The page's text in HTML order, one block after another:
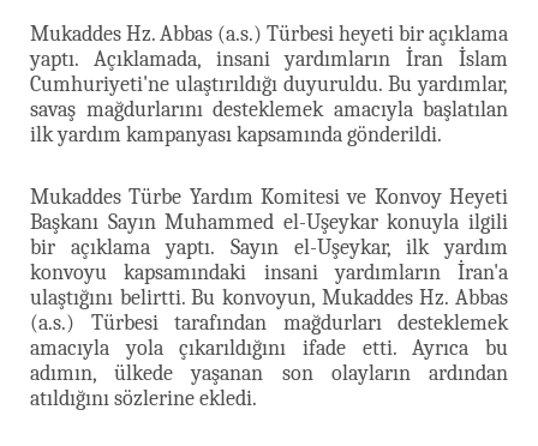
Mukaddes Hz. Abbas (a.s.) Türbesi heyeti bir açıklama
yaptı. Açıklamada, insani yardımların İran İslam
Cumhuriyeti'ne ulaştırıldığı duyuruldu. Bu yardımlar,
savaş mağdurlarını desteklemek amacıyla başlatılan
ilk yardım kampanyası kapsamında gönderildi.
Mukaddes Türbe Yardım Komitesi ve Konvoy Heyeti
Başkanı Sayın Muhammed el-Uşeykar konuyla ilgili
bir açıklama yaptı. Sayın el-Uşeykar, ilk yardım
konvoyu kapsamındaki insani yardımların İran'a
ulaştığını belirtti. Bu konvoyun, Mukaddes Hz. Abbas
(a.s.) Türbesi tarafından mağdurları desteklemek
amacıyla yola çıkarıldığını ifade etti. Ayrıca bu
adımın, ülkede yaşanan son olayların ardından
atıldığını sözlerine ekledi.